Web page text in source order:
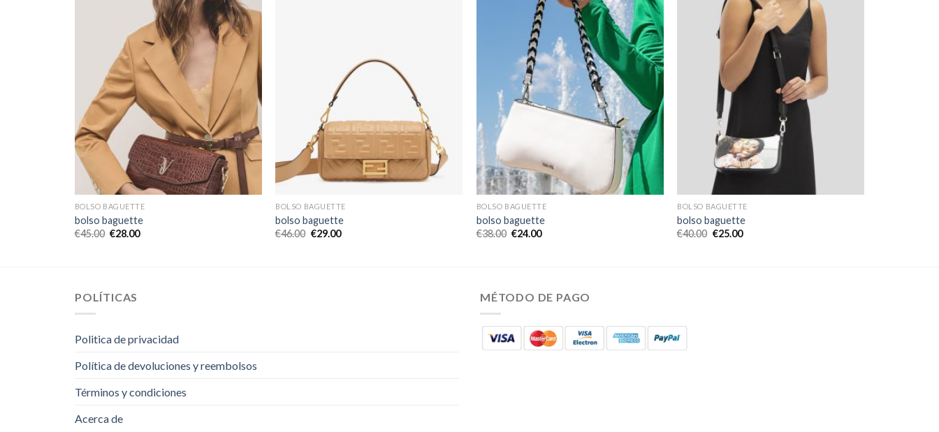
BOLSO BAGUETTE
bolso baguette
€45.00 €28.00
BOLSO BAGUETTE
bolso baguette
€46.00 €29.00
BOLSO BAGUETTE
bolso baguette
€38.00 €24.00
BOLSO BAGUETTE
bolso baguette
€40.00 €25.00
POLÍTICAS
Politica de privacidad
Política de devoluciones y reembolsos
Términos y condiciones
Acerca de
MÉTODO DE PAGO